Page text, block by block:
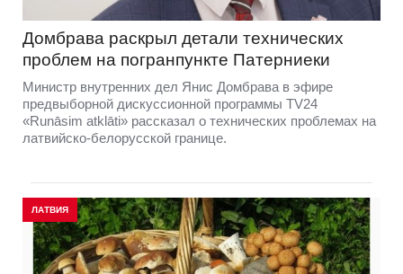
Домбравa раскрыл детали технических
проблем на погранпункте Патерниеки
Министр внутренних дел Янис Домбрава в эфире
предвыборной дискуссионной программы TV24
«Runāsim atklāti» рассказал о технических проблемах на
латвийско-белорусской границе.
ЛАТВИЯ